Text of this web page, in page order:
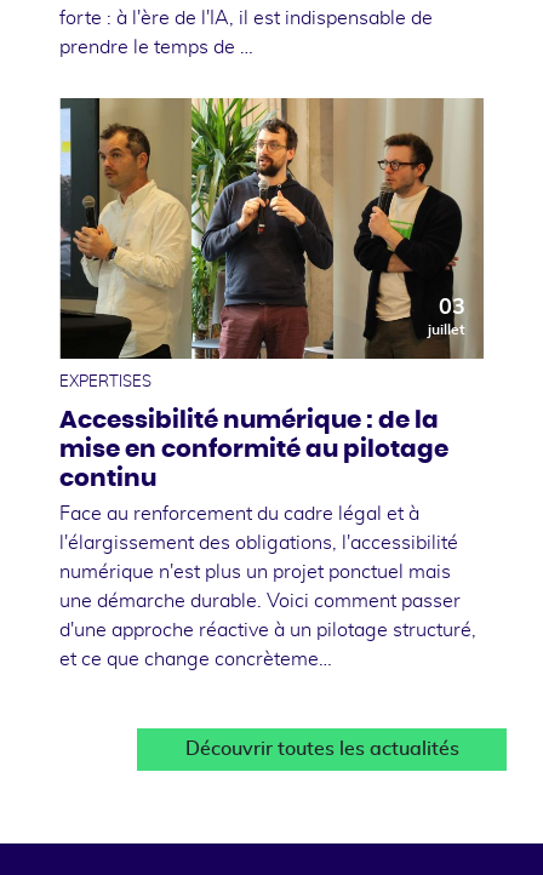
forte : à l'ère de l'IA, il est indispensable de
prendre le temps de …
03
juillet
EXPERTISES
Accessibilité numérique : de la
mise en conformité au pilotage
continu
Face au renforcement du cadre légal et à
l'élargissement des obligations, l'accessibilité
numérique n'est plus un projet ponctuel mais
une démarche durable. Voici comment passer
d'une approche réactive à un pilotage structuré,
et ce que change concrèteme…
Découvrir toutes les actualités